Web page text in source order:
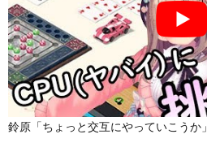
鈴原「ちょっと交互にやっていこうか」